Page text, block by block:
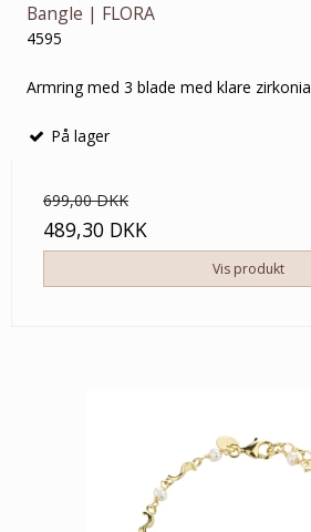
Bangle | FLORA
4595
Armring med 3 blade med klare zirkonia
På lager
699,00 DKK
489,30 DKK
Vis produkt